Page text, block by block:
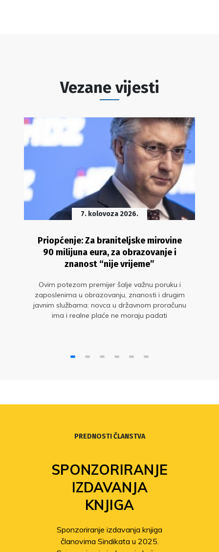
Vezane vijesti
7. kolovoza 2026.
Priopćenje: Za braniteljske mirovine
90 milijuna eura, za obrazovanje i
znanost “nije vrijeme”
Ovim potezom premijer šalje važnu poruku i
zaposlenima u obrazovanju, znanosti i drugim
javnim službama: novca u državnom proračunu
ima i realne plaće ne moraju padati
PREDNOSTI ČLANSTVA
SPONZORIRANJE
IZDAVANJA
KNJIGA
Sponzoriranje izdavanja knjiga
članovima Sindikata u 2025.